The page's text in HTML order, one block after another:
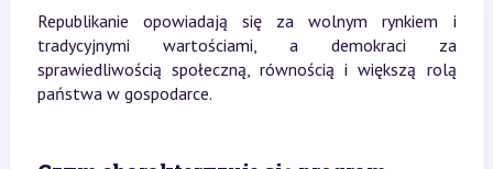
Republikanie opowiadają się za wolnym rynkiem i
tradycyjnymi wartościami, a demokraci za
sprawiedliwością społeczną, równością i większą rolą
państwa w gospodarce.